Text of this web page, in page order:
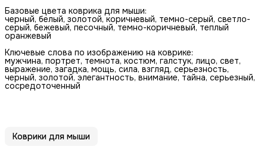
Базовые цвета коврика для мыши:
черный, белый, золотой, коричневый, темно-серый, светло-
серый, бежевый, песочный, темно-коричневый, теплый
оранжевый
Ключевые слова по изображению на коврике:
мужчина, портрет, темнота, костюм, галстук, лицо, свет,
выражение, загадка, мощь, сила, взгляд, серьезность,
черный, золотой, элегантность, внимание, тайна, серьезный,
сосредоточенный
Коврики для мыши